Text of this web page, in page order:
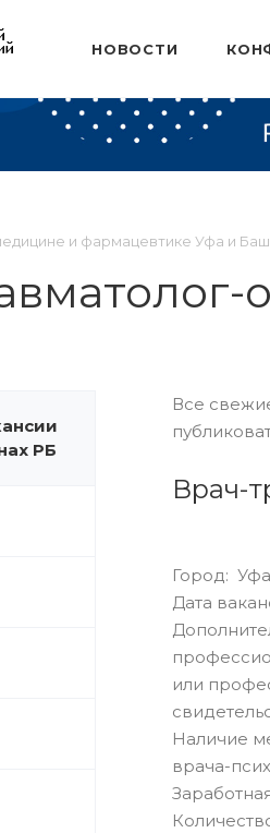
НОВОСТИ
и фармацевтике Уфа и
РБ
Все
Врач-
Город: Уфа
Дата
или
Наличие
врача-